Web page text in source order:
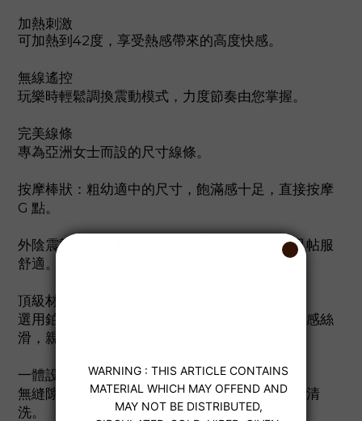
加熱刺激
可加熱到42度，享受熱感帶來的高度快感。
無線遙控
玩樂時輕鬆調換震動模式，力度節奏由您掌握。
完美線條
專為亞洲女士而設的尺寸線條。
按摩棒狀：粗幼適中的尺寸，飽滿感十足，直接按摩
G 點。
外陰震墊：流線包覆式設計，柔軟有彈性，而且帖服
舒適。
頂級材質
選用鉑金過濾食品級別液態矽膠，毫無膠味，觸感絲
滑，親膚性強。
一體設計
無縫隙一體式機身，手工精細，堅固耐用，容易清
洗。